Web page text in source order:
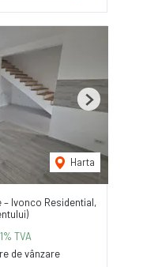
Harta
Next
– Ivonco Residential,
TVA
de vânzare